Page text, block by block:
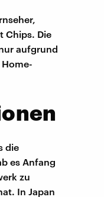
Chips. Die
aufgrund
die
es Anfang
zu
In Japan